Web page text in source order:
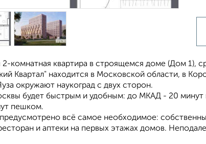
2-комнатная квартира в строящемся доме (Дом 1),
Квартал" находится в Московской области, в
окружают наукоград с двух сторон.
будет быстрым и удобным: до МКАД - 20
пешком.
всё самое необходимое:
и аптеки на первых этажах домов.